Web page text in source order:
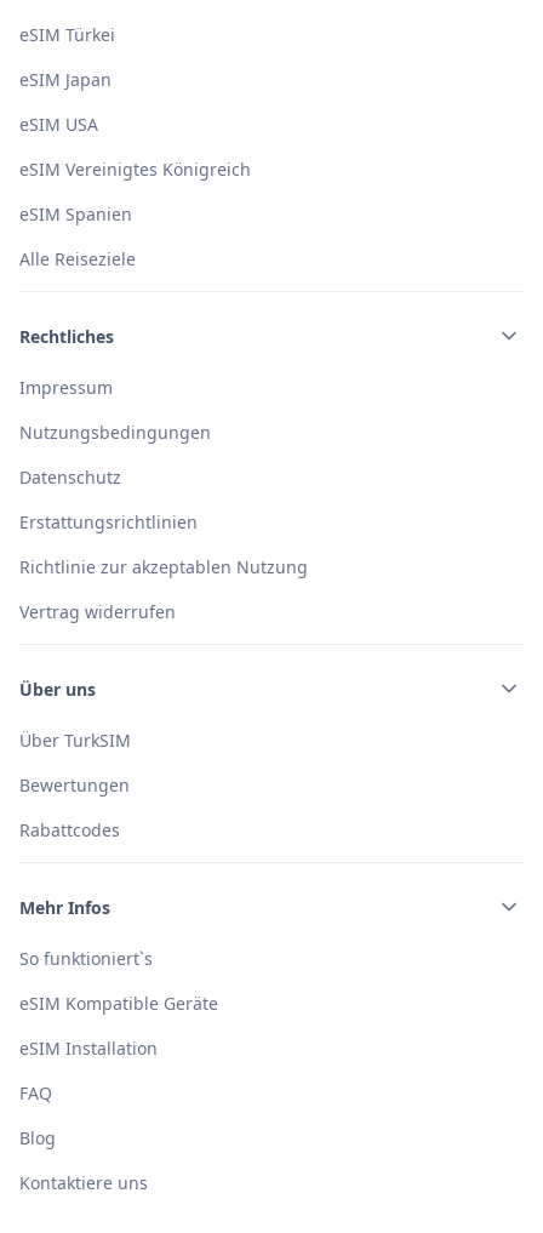
eSIM Türkei
eSIM Japan
eSIM USA
eSIM Vereinigtes Königreich
eSIM Spanien
Alle Reiseziele
Rechtliches
Impressum
Nutzungsbedingungen
Datenschutz
Erstattungsrichtlinien
Richtlinie zur akzeptablen Nutzung
Vertrag widerrufen
Über uns
Über TurkSIM
Bewertungen
Rabattcodes
Mehr Infos
So funktioniert`s
eSIM Kompatible Geräte
eSIM Installation
FAQ
Blog
Kontaktiere uns